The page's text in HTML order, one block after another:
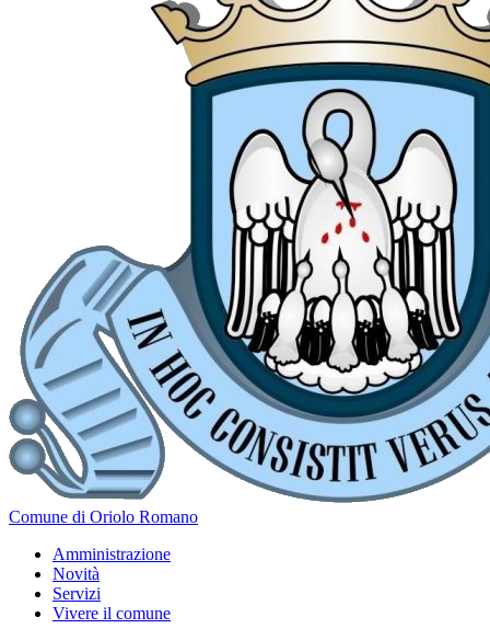
Comune di Oriolo Romano
Amministrazione
Novità
Servizi
Vivere il comune